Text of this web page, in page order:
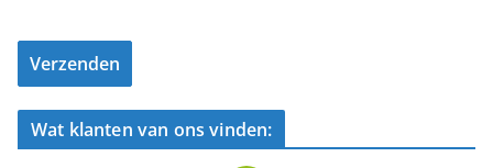
Wat klanten van ons vinden: